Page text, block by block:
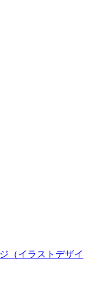
（イラストデザイ